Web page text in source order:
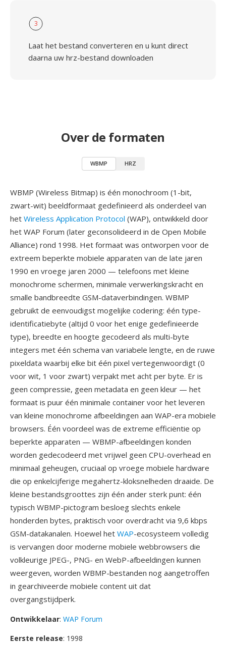
3
Laat het bestand converteren en u kunt direct
daarna uw hrz-bestand downloaden
Over de formaten
WBMP HRZ
WBMP (Wireless Bitmap) is één monochroom (1-bit,
zwart-wit) beeldformaat gedefinieerd als onderdeel van
het Wireless Application Protocol (WAP), ontwikkeld door
het WAP Forum (later geconsolideerd in de Open Mobile
Alliance) rond 1998. Het formaat was ontworpen voor de
extreem beperkte mobiele apparaten van de late jaren
1990 en vroege jaren 2000 — telefoons met kleine
monochrome schermen, minimale verwerkingskracht en
smalle bandbreedte GSM-dataverbindingen. WBMP
gebruikt de eenvoudigst mogelijke codering: één type-
identificatiebyte (altijd 0 voor het enige gedefinieerde
type), breedte en hoogte gecodeerd als multi-byte
integers met één schema van variabele lengte, en de ruwe
pixeldata waarbij elke bit één pixel vertegenwoordigt (0
voor wit, 1 voor zwart) verpakt met acht per byte. Er is
geen compressie, geen metadata en geen kleur — het
formaat is puur één minimale container voor het leveren
van kleine monochrome afbeeldingen aan WAP-era mobiele
browsers. Één voordeel was de extreme efficiëntie op
beperkte apparaten — WBMP-afbeeldingen konden
worden gedecodeerd met vrijwel geen CPU-overhead en
minimaal geheugen, cruciaal op vroege mobiele hardware
die op enkelcijferige megahertz-kloksnelheden draaide. De
kleine bestandsgroottes zijn één ander sterk punt: één
typisch WBMP-pictogram besloeg slechts enkele
honderden bytes, praktisch voor overdracht via 9,6 kbps
GSM-datakanalen. Hoewel het WAP-ecosysteem volledig
is vervangen door moderne mobiele webbrowsers die
volkleurige JPEG-, PNG- en WebP-afbeeldingen kunnen
weergeven, worden WBMP-bestanden nog aangetroffen
in gearchiveerde mobiele content uit dat
overgangstijdperk.
Ontwikkelaar: WAP Forum
Eerste release: 1998